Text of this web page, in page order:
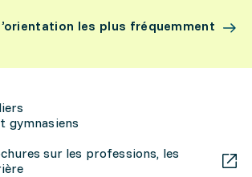
les plus fréquemment
gymnasiens
sur les professions, les